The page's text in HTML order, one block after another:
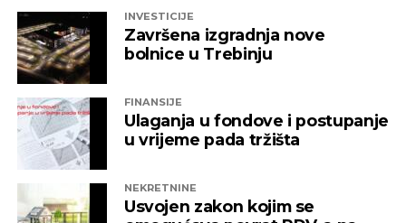
INVESTICIJE
Završena izgradnja nove
bolnice u Trebinju
FINANSIJE
Ulaganja u fondove i postupanje
u vrijeme pada tržišta
NEKRETNINE
Usvojen zakon kojim se